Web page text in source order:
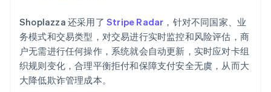
Shoplazza 还采用了 Stripe Radar ，针对不同国家、业
务模式和交易类型，对交易进行实时监控和风险评估，商
户无需进行任何操作，系统就会自动更新，实时应对卡组
织规则变化，合理平衡拒付和保障支付安全无虞，从而大
大降低欺诈管理成本。